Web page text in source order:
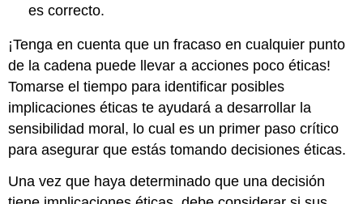
es correcto.
¡Tenga en cuenta que un fracaso en cualquier punto
de la cadena puede llevar a acciones poco éticas!
Tomarse el tiempo para identificar posibles
implicaciones éticas te ayudará a desarrollar la
sensibilidad moral, lo cual es un primer paso crítico
para asegurar que estás tomando decisiones éticas.
Una vez que haya determinado que una decisión